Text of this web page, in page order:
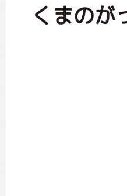
くまのが
絵本・作家
グッズイ
ミュージ